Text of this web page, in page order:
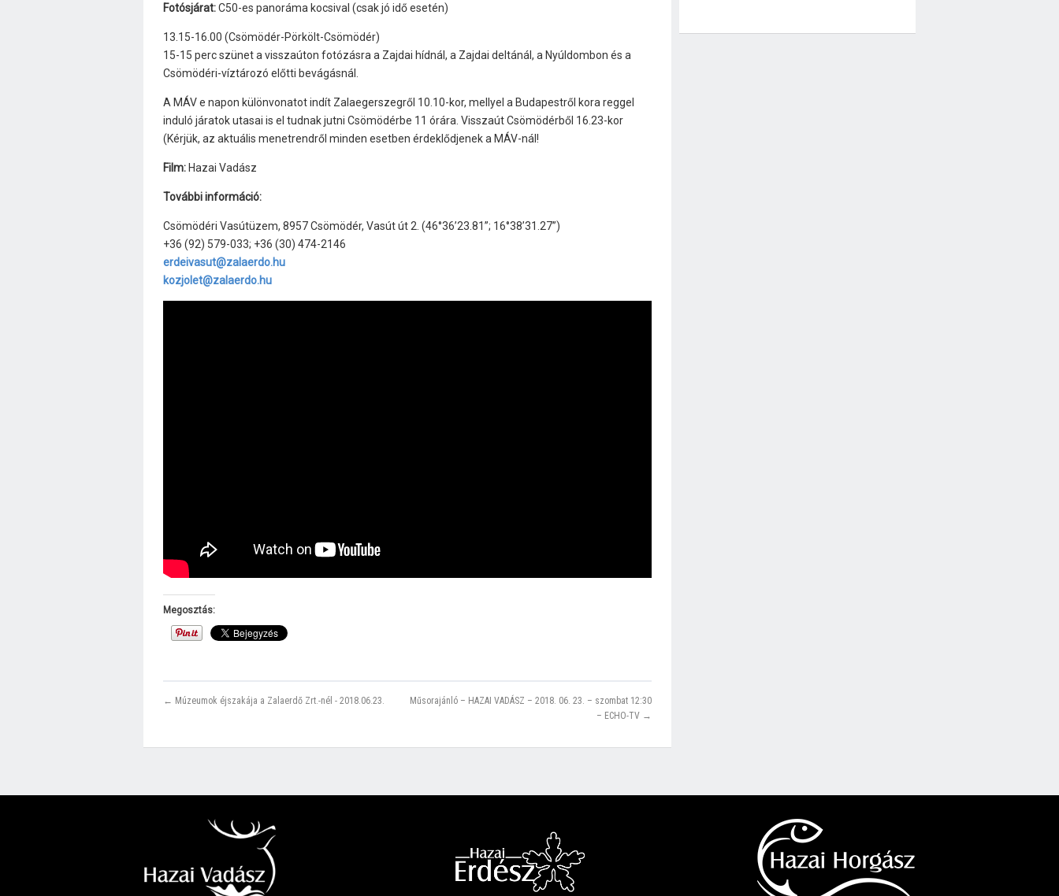
Fotósjárat:C50-es panoráma kocsival (csak jó idő esetén)
13.15-16.00 (Csömödér-Pörkölt-Csömödér)
15-15 perc szünet a visszaúton fotózásra a Zajdai hídnál, a Zajdai deltánál, a Nyúldombon és a
Csömödéri-víztározó előtti bevágásnál.
A MÁV e napon különvonatot indít Zalaegerszegről 10.10-kor, mellyel a Budapestről kora reggel
induló járatok utasai is el tudnak jutni Csömödérbe 11 órára. Visszaút Csömödérből 16.23-kor
(Kérjük, az aktuális menetrendről minden esetben érdeklődjenek a MÁV-nál!
Film: Hazai Vadász
További információ:
Csömödéri Vasútüzem, 8957 Csömödér, Vasút út 2. (46°36’23.81”; 16°38’31.27”)
+36 (92) 579-033; +36 (30) 474-2146
erdeivasut@zalaerdo.hu
kozjolet@zalaerdo.hu
Megosztás:
← Múzeumok éjszakája a Zalaerdő Zrt.-nél - 2018.06.23.
Műsorajánló – HAZAI VADÁSZ – 2018. 06. 23. – szombat 12:30
– ECHO-TV →